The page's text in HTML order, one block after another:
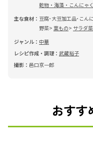
乾物・海藻・こんにゃく
主な食材： 豆腐･大豆加工品･こん
野菜 葉もの
サラダ菜
ジャンル： 中華
レシピ作成・調理： 武蔵裕子
撮影： 邑口京一郎
おすす